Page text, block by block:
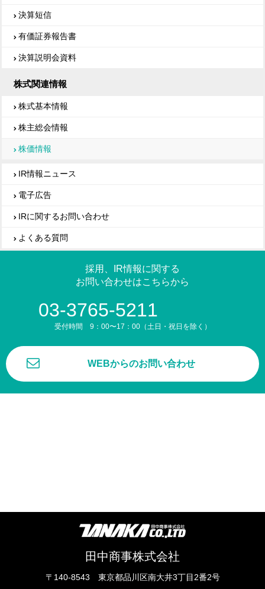
決算短信
有価証券報告書
決算説明会資料
株式関連情報
株式基本情報
株主総会情報
株価情報
IR情報ニュース
電子広告
IRに関するお問い合わせ
よくある質問
採用、IR情報に関する
お問い合わせはこちらから
03-3765-5211
受付時間 9：00〜17：00（土日・祝日を除く）
WEBからのお問い合わせ
田中商事株式会社
〒140-8543 東京都品川区南大井3丁目2番2号